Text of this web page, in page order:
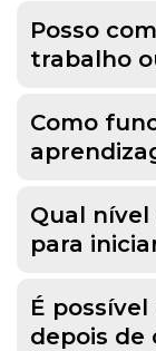
Posso
trabalho
Como
Qual nível
para
É
depois de